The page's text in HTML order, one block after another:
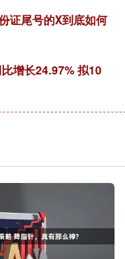
证尾号的X到底如何
增长24.97% 拟10